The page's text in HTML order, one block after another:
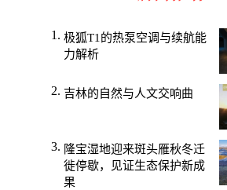
极狐T1的热泵空调与续航能
力解析
吉林的自然与人文交响曲
隆宝湿地迎来斑头雁秋冬迁
徙停歇，见证生态保护新成
果